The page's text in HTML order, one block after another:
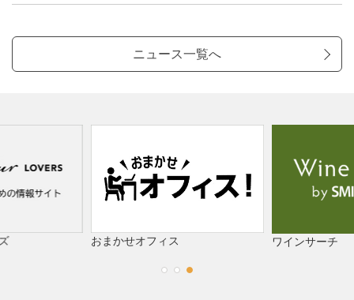
弊社製品に関するリコール実施のお知らせ（重要）
【プレスリリース】 「「もうドリンクホルダーは要らない！」
ホルダーいらずの紙袋が登場」
「CAFERES JAPAN2025」出展のお知らせ
ニュース一覧へ
おまかせオフィス ワインサーチ